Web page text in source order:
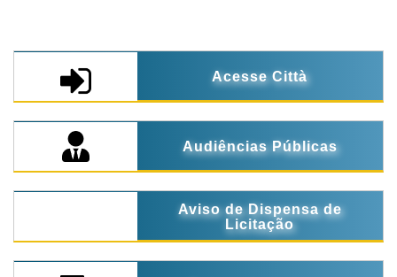
Acesse Città
Audiências Públicas
Aviso de Dispensa de
Licitação